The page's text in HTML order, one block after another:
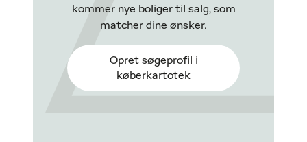
kommer nye boliger til salg, som
matcher dine ønsker.
Opret søgeprofil i
køberkartotek